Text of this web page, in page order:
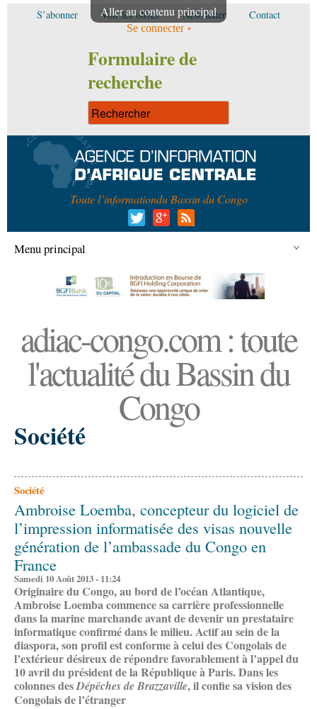
Aller au contenu principal
S’abonner Voir les offres Newsletter Contact
Se connecter
Formulaire de
recherche
Toute l’informationdu Bassin du Congo
Menu principal
adiac-congo.com : toute
l'actualité du Bassin du
Congo
Société
Société
Ambroise Loemba, concepteur du logiciel de
l’impression informatisée des visas nouvelle
génération de l’ambassade du Congo en
France
Samedi 10 Août 2013 - 11:24
Originaire du Congo, au bord de l’océan Atlantique,
Ambroise Loemba commence sa carrière professionnelle
dans la marine marchande avant de devenir un prestataire
informatique confirmé dans le milieu. Actif au sein de la
diaspora, son profil est conforme à celui des Congolais de
l’extérieur désireux de répondre favorablement à l’appel du
10 avril du président de la République à Paris. Dans les
colonnes desDépêches de Brazzaville, il confie sa vision des
Congolais de l’étranger